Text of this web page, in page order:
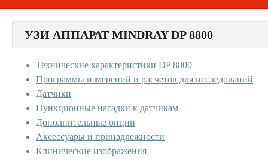
УЗИ АППАРАТ MINDRAY DP 8800
Технические характеристики DP 8800
Программы измерений и расчетов для исследований
Датчики
Пункционные насадки к датчикам
Дополнительные опции
Аксессуары и принадлежности
Клинические изображения